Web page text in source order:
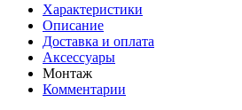
Характеристики
Описание
Доставка и оплата
Аксессуары
Монтаж
Комментарии